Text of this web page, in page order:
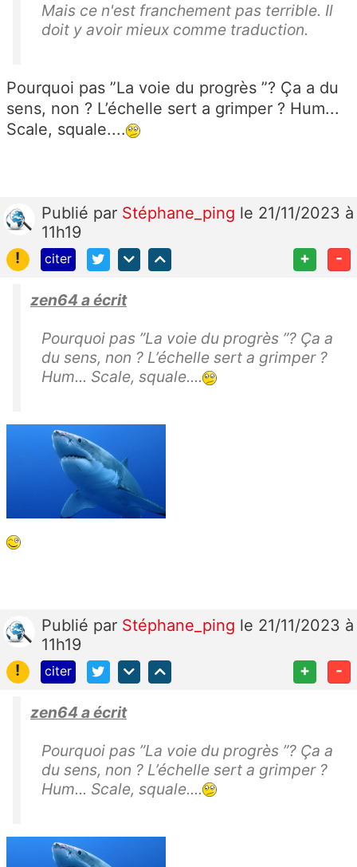
Mais ce n'est franchement pas terrible. Il
doit y avoir mieux comme traduction.
Pourquoi pas ”La voie du progrès ”? Ça a du
sens, non ? L’échelle sert a grimper ? Hum...
Scale, squale....
Publié par Stéphane_ping le 21/11/2023 à
11h19
!
citer + -
zen64 a écrit
Pourquoi pas ”La voie du progrès ”? Ça a
du sens, non ? L’échelle sert a grimper ?
Hum... Scale, squale....
Publié par Stéphane_ping le 21/11/2023 à
11h19
!
citer + -
zen64 a écrit
Pourquoi pas ”La voie du progrès ”? Ça a
du sens, non ? L’échelle sert a grimper ?
Hum... Scale, squale....